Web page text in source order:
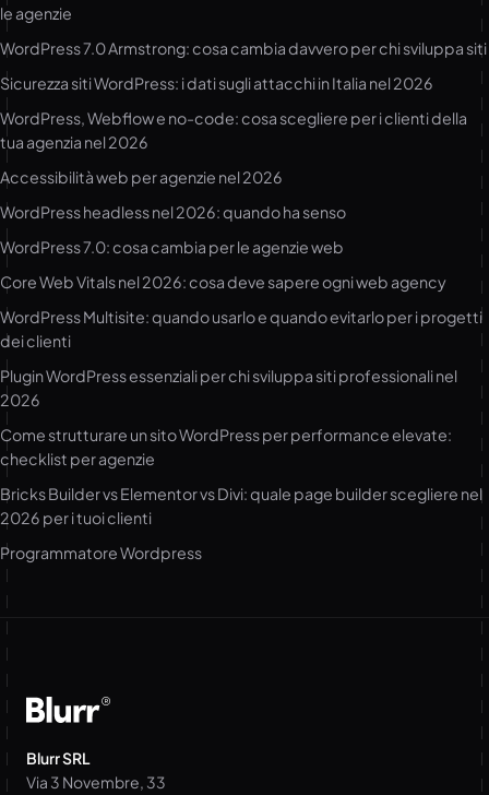
le agenzie
WordPress 7.0 Armstrong: cosa cambia davvero per chi sviluppa siti
Sicurezza siti WordPress: i dati sugli attacchi in Italia nel 2026
WordPress, Webflow e no-code: cosa scegliere per i clienti della
tua agenzia nel 2026
Accessibilità web per agenzie nel 2026
WordPress headless nel 2026: quando ha senso
WordPress 7.0: cosa cambia per le agenzie web
Core Web Vitals nel 2026: cosa deve sapere ogni web agency
WordPress Multisite: quando usarlo e quando evitarlo per i progetti
dei clienti
Plugin WordPress essenziali per chi sviluppa siti professionali nel
2026
Come strutturare un sito WordPress per performance elevate:
checklist per agenzie
Bricks Builder vs Elementor vs Divi: quale page builder scegliere nel
2026 per i tuoi clienti
Programmatore Wordpress
Blurr SRL
Via 3 Novembre, 33